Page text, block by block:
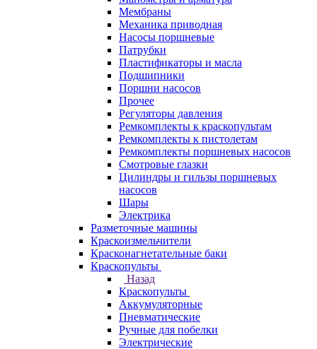
Мембраны
Механика приводная
Насосы поршневые
Патрубки
Пластификаторы и масла
Подшипники
Поршни насосов
Прочее
Регуляторы давления
Ремкомплекты к краскопультам
Ремкомплекты к пистолетам
Ремкомплекты поршневых насосов
Смотровые глазки
Цилиндры и гильзы поршневых
насосов
Шары
Электрика
Разметочные машины
Краскоизмельчители
Красконагнетательные баки
Краскопульты
Назад
Краскопульты
Аккумуляторные
Пневматические
Ручные для побелки
Электрические